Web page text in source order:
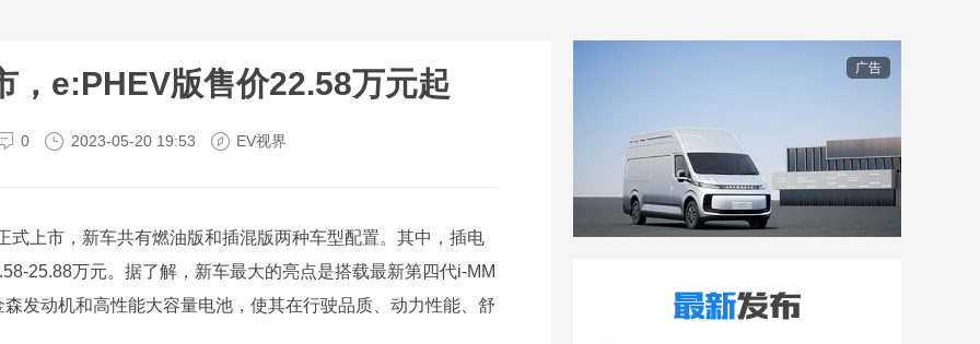
，e:PHEV版售价22.58万元起
0 2023-05-20 19:53 EV视界
上市，新车共有燃油版和插混版两种车型配置。其中，插电
25.88万元。据了解，新车最大的亮点是搭载最新第四代i-MM
发动机和高性能大容量电池，使其在行驶品质、动力性能、舒
广告